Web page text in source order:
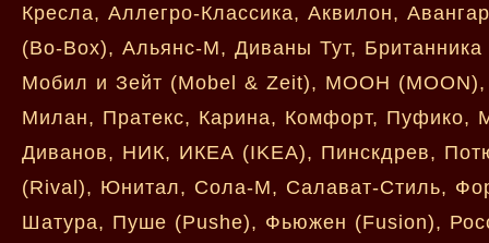
Кресла, Аллегро-Классика, Аквилон,
(Bo-Box), Альянс-М, Диваны Тут,
Мобил и Зейт (Mobel & Zeit), МООН (MOON),
Милан, Пратекс, Карина, Комфорт, Пуфико,
Диванов, НИК, ИКЕА (IKEA), Пинскдрев,
(Rival), Юнитал, Сола-М, Салават-Стиль,
Шатура, Пуше (Pushe), Фьюжен (Fusion),